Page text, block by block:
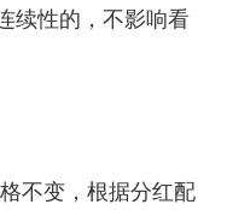
续性的，不影响看
不变，根据分红配